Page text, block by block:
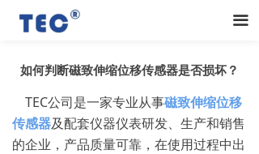
끀
如何判断磁致伸缩位移传感器是否损坏？
TEC公司是一家专业从事磁致伸缩位移
传感器及配套仪器仪表研发、生产和销售
的企业，产品质量可靠，在使用过程中出